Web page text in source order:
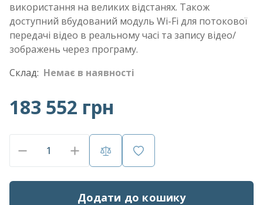
використання на великих відстанях. Також
доступний вбудований модуль Wi-Fi для потокової
передачі відео в реальному часі та запису відео/
зображень через програму.
Склад: Немає в наявності
183 552 грн
Додати до кошику